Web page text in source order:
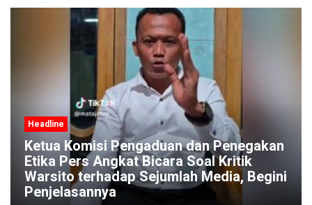
Penegakan
Kritik
Begini
Headline
Pengaduan Warga Menguat,
Diminta Segera Bubarkan
Judi di Pucangsari Purwodadi